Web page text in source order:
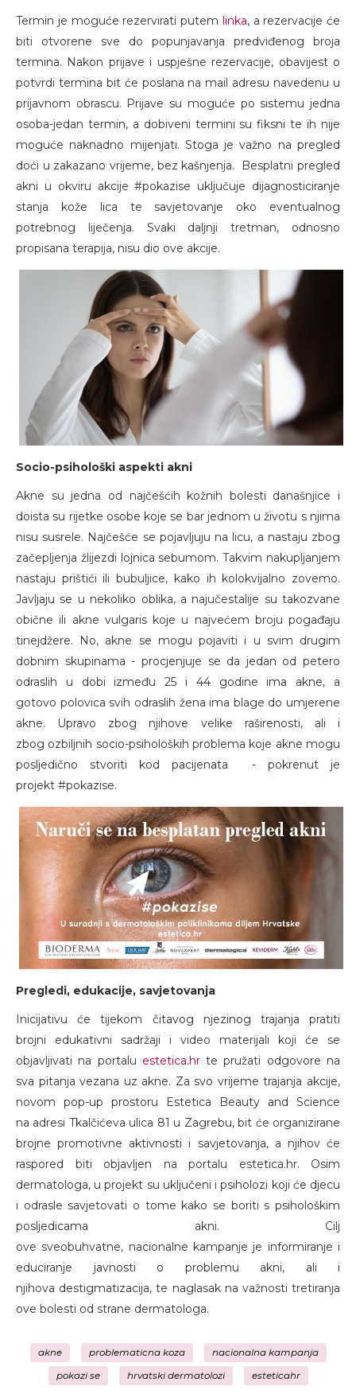
Termin je moguće rezervirati putem linka, a rezervacije će
biti otvorene sve do popunjavanja predviđenog broja
termina. Nakon prijave i uspješne rezervacije, obavijest o
potvrdi termina bit će poslana na mail adresu navedenu u
prijavnom obrascu. Prijave su moguće po sistemu jedna
osoba-jedan termin, a dobiveni termini su fiksni te ih nije
moguće naknadno mijenjati. Stoga je važno na pregled
doći u zakazano vrijeme, bez kašnjenja. Besplatni pregled
akni u okviru akcije #pokazise uključuje dijagnosticiranje
stanja kože lica te savjetovanje oko eventualnog
potrebnog liječenja. Svaki daljnji tretman, odnosno
propisana terapija, nisu dio ove akcije.
Socio-psihološki aspekti akni
Akne su jedna od najčešćih kožnih bolesti današnjice i
doista su rijetke osobe koje se bar jednom u životu s njima
nisu susrele. Najčešće se pojavljuju na licu, a nastaju zbog
začepljenja žlijezdi lojnica sebumom. Takvim nakupljanjem
nastaju prištići ili bubuljice, kako ih kolokvijalno zovemo.
Javljaju se u nekoliko oblika, a najučestalije su takozvane
obične ili akne vulgaris koje u najvećem broju pogađaju
tinejdžere. No, akne se mogu pojaviti i u svim drugim
dobnim skupinama - procjenjuje se da jedan od petero
odraslih u dobi između 25 i 44 godine ima akne, a
gotovo polovica svih odraslih žena ima blage do umjerene
akne. Upravo zbog njihove velike raširenosti, ali i
zbog ozbiljnih socio-psiholoških problema koje akne mogu
posljedično stvoriti kod pacijenata - pokrenut je
projekt #pokazise.
Pregledi, edukacije, savjetovanja
Inicijativu će tijekom čitavog njezinog trajanja pratiti
brojni edukativni sadržaji i video materijali koji će se
objavljivati na portalu estetica.hrte pružati odgovore na
sva pitanja vezana uz akne. Za svo vrijeme trajanja akcije,
novom pop-up prostoru Estetica Beauty and Science
na adresi Tkalčićeva ulica 81 u Zagrebu, bit će organizirane
brojne promotivne aktivnosti i savjetovanja, a njihov će
raspored biti objavljen na portalu estetica.hr. Osim
dermatologa, u projekt su uključeni i psiholozi koji će djecu
i odrasle savjetovati o tome kako se boriti s psihološkim
posljedicama akni. Cilj
ove sveobuhvatne, nacionalne kampanje je informiranje i
educiranje javnosti o problemu akni, ali i
njihova destigmatizacija, te naglasak na važnosti tretiranja
ove bolesti od strane dermatologa.
akne problematicna koza nacionalna kampanja
pokazi se hrvatski dermatolozi esteticahr